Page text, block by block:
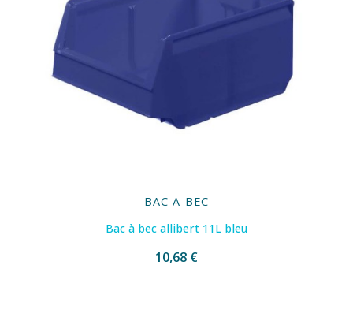
BAC A BEC
Bac à bec allibert 11L bleu
10,68 €